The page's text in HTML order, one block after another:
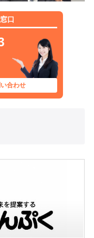
口
合わせ